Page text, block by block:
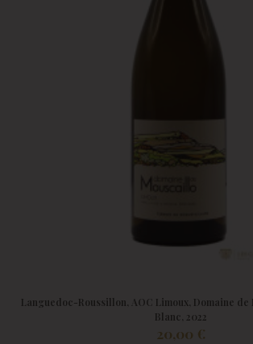
Languedoc-Roussillon, AOC Limoux, Domaine
Blanc, 2022
20,00 €